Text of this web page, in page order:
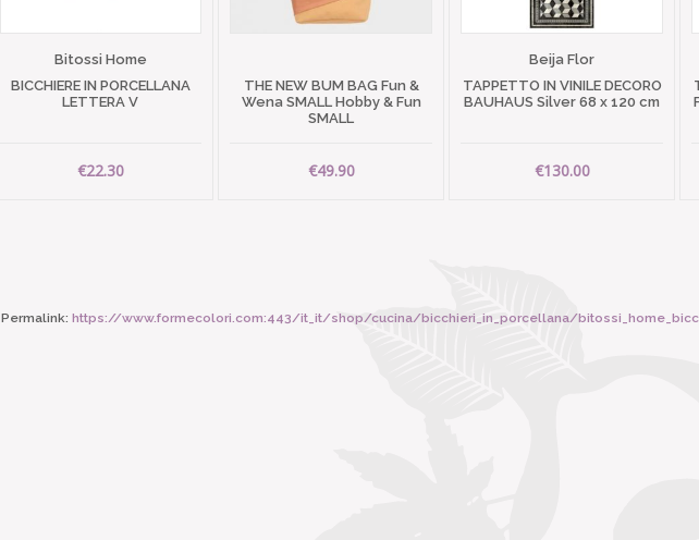
Bitossi Home
BICCHIERE IN PORCELLANA
LETTERA V
€22.30
THE NEW BUM BAG Fun &
Wena SMALL Hobby & Fun
SMALL
€49.90
Beija Flor
TAPPETTO IN VINILE DECORO
BAUHAUS Silver 68 x 120 cm
€130.00
https://www.formecolori.com:443/it_it/shop/cucina/bicchieri_in_porcellana/